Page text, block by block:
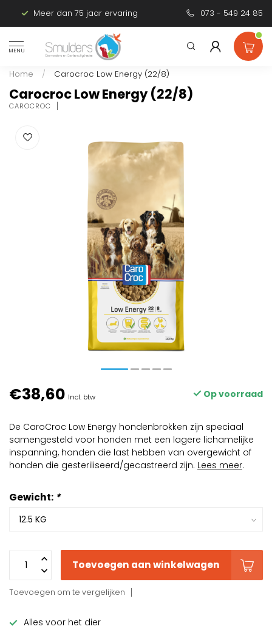
Meer dan 75 jaar ervaring Persoonlijk
073 - 549 24 85
MENU
Home / Carocroc Low Energy (22/8)
Carocroc Low Energy (22/8)
CAROCROC
€38,60 Incl. btw Op voorraad
De CaroCroc Low Energy hondenbrokken zijn speciaal
samengesteld voor honden met een lagere lichamelijke
inspanning, honden die last hebben van overgewicht of
honden die gesteriliseerd/gecastreerd zijn. Lees meer.
Gewicht: *
Toevoegen aan winkelwagen
Toevoegen om te vergelijken
Alles voor het dier